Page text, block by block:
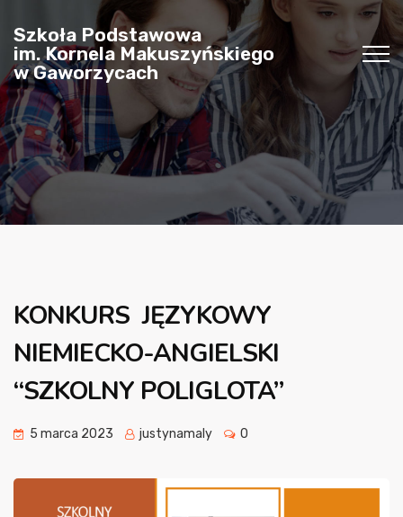
Szkoła Podstawowa
im. Kornela Makuszyńskiego
w Gaworzycach
KONKURS JĘZYKOWY
NIEMIECKO-ANGIELSKI
“SZKOLNY POLIGLOTA”
5 marca 2023 justynamaly 0